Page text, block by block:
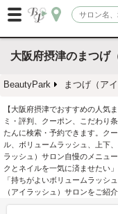
大阪府摂津のまつげ
BeautyPark まつげ（ア
【大阪府摂津でおすすめの人気
ミ・評判、クーポン、こだわり
たんに検索・予約できます。ク
ル、ボリュームラッシュ、上下
ラッシュ）サロン自慢のメニュ
クとネイルを一気に済ませたい
「持ちがよいボリュームラッシ
（アイラッシュ）サロンをご紹介